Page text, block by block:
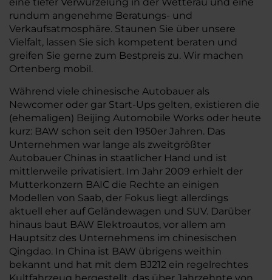
rundum angenehme Beratungs- und
Verkaufsatmosphäre. Staunen Sie über unsere
Vielfalt, lassen Sie sich kompetent beraten und
greifen Sie gerne zum Bestpreis zu. Wir machen
Ortenberg mobil.
Während viele chinesische Autobauer als
Newcomer oder gar Start-Ups gelten, existieren die
(ehemaligen) Beijing Automobile Works oder heute
kurz: BAW schon seit den 1950er Jahren. Das
Unternehmen war lange als zweitgrößter
Autobauer Chinas in staatlicher Hand und ist
mittlerweile privatisiert. Im Jahr 2009 erhielt der
Mutterkonzern BAIC die Rechte an einigen
Modellen von Saab, der Fokus liegt allerdings
aktuell eher auf Geländewagen und SUV. Darüber
hinaus baut BAW Elektroautos, vor allem am
Hauptsitz des Unternehmens im chinesischen
Qingdao. In China ist BAW übrigens weithin
bekannt und hat mit dem BJ212 ein regelrechtes
Kultfahrzeug hergestellt, das über Jahrzehnte von